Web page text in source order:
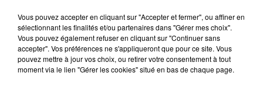
Bélier Taureau Gémeaux
Vous pouvez accepter en cliquant sur "Accepter et fermer", ou affiner en
sélectionnant les finalités et/ou partenaires dans "Gérer mes choix".
Vous pouvez également refuser en cliquant sur "Continuer sans
accepter". Vos préférences ne s'appliqueront que pour ce site. Vous
pouvez mettre à jour vos choix, ou retirer votre consentement à tout
moment via le lien "Gérer les cookies" situé en bas de chaque page.